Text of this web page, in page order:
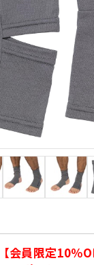
【会員限定10％